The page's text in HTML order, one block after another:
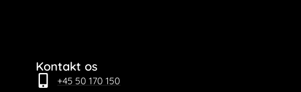
Kontakt os
+45 50 170 150